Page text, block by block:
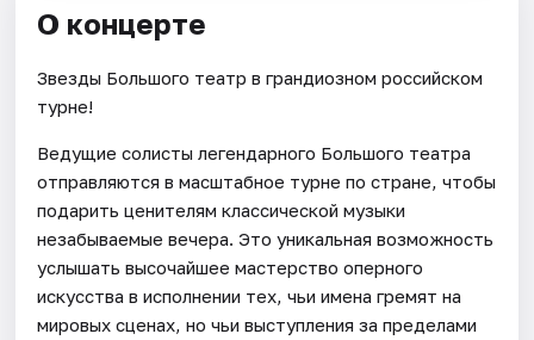
О концерте
Звезды Большого театр в грандиозном российском
турне!
Ведущие солисты легендарного Большого театра
отправляются в масштабное турне по стране, чтобы
подарить ценителям классической музыки
незабываемые вечера. Это уникальная возможность
услышать высочайшее мастерство оперного
искусства в исполнении тех, чьи имена гремят на
мировых сценах, но чьи выступления за пределами